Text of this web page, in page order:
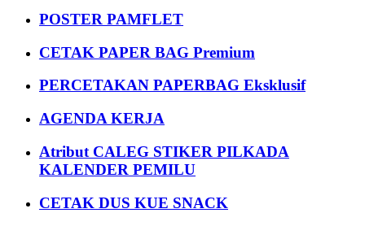
POSTER PAMFLET
CETAK PAPER BAG Premium
PERCETAKAN PAPERBAG Eksklusif
AGENDA KERJA
Atribut CALEG STIKER PILKADA
KALENDER PEMILU
CETAK DUS KUE SNACK